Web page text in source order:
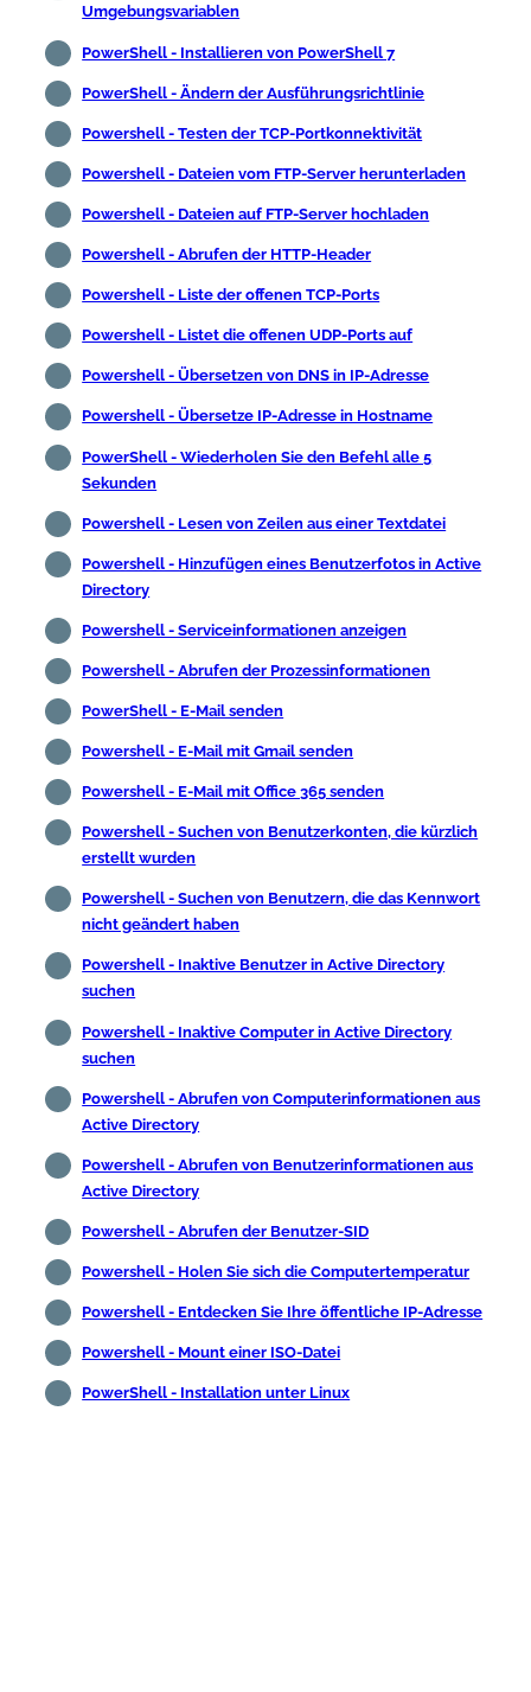
Umgebungsvariablen
PowerShell - Installieren von PowerShell 7
PowerShell - Ändern der Ausführungsrichtlinie
Powershell - Testen der TCP-Portkonnektivität
Powershell - Dateien vom FTP-Server herunterladen
Powershell - Dateien auf FTP-Server hochladen
Powershell - Abrufen der HTTP-Header
Powershell - Liste der offenen TCP-Ports
Powershell - Listet die offenen UDP-Ports auf
Powershell - Übersetzen von DNS in IP-Adresse
Powershell - Übersetze IP-Adresse in Hostname
PowerShell - Wiederholen Sie den Befehl alle 5
Sekunden
Powershell - Lesen von Zeilen aus einer Textdatei
Powershell - Hinzufügen eines Benutzerfotos in Active
Directory
Powershell - Serviceinformationen anzeigen
Powershell - Abrufen der Prozessinformationen
PowerShell - E-Mail senden
Powershell - E-Mail mit Gmail senden
Powershell - E-Mail mit Office 365 senden
Powershell - Suchen von Benutzerkonten, die kürzlich
erstellt wurden
Powershell - Suchen von Benutzern, die das Kennwort
nicht geändert haben
Powershell - Inaktive Benutzer in Active Directory
suchen
Powershell - Inaktive Computer in Active Directory
suchen
Powershell - Abrufen von Computerinformationen aus
Active Directory
Powershell - Abrufen von Benutzerinformationen aus
Active Directory
Powershell - Abrufen der Benutzer-SID
Powershell - Holen Sie sich die Computertemperatur
Powershell - Entdecken Sie Ihre öffentliche IP-Adresse
Powershell - Mount einer ISO-Datei
PowerShell - Installation unter Linux